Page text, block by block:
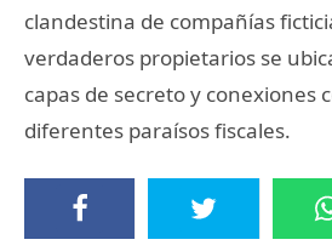
clandestina de compañías
verdaderos propietarios se
capas de secreto y conexiones
diferentes paraísos fiscales.